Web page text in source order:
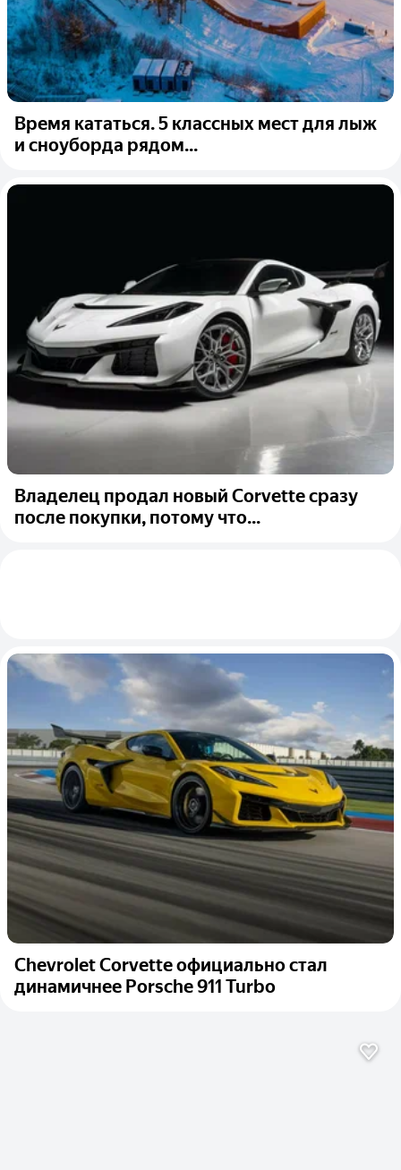
Время кататься. 5 классных мест для лыж
и сноуборда рядом...
Владелец продал новый Corvette сразу
после покупки, потому что...
Chevrolet Corvette официально стал
динамичнее Porsche 911 Turbo